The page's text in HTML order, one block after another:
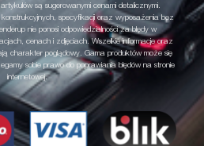
są sugerowanymi cenami detalicznymi.
specyfikacji oraz wyposażenia bez
nie ponosi odpowiedzialności za błędy w
cenach i zdjęciach. Wszelkie informacje oraz
charakter poglądowy. Gama produktów może się
sobie prawo do poprawiania błędów na stronie
internetowej.